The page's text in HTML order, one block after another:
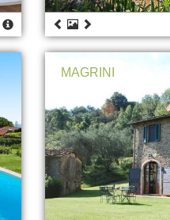
MAGRINI